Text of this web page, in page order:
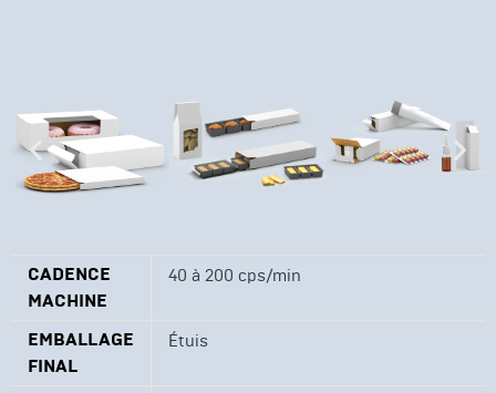
CADENCE
MACHINE
40 à 200 cps/min
EMBALLAGE
FINAL
Étuis